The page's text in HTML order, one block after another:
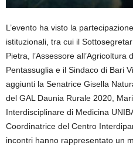
L’evento ha visto la
istituzionali, tra cui il
Pietra, l’Assessore all’Agricoltura
Pentassuglia e il Sindaco di Bari
aggiunti la Senatrice Gisella
del GAL Daunia Rurale 2020,
Interdisciplinare di Medicina
Coordinatrice del Centro
incontri hanno rappresentato un